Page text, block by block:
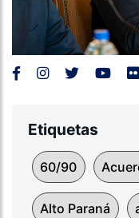
Etiquetas
60/90
Alto Paraná